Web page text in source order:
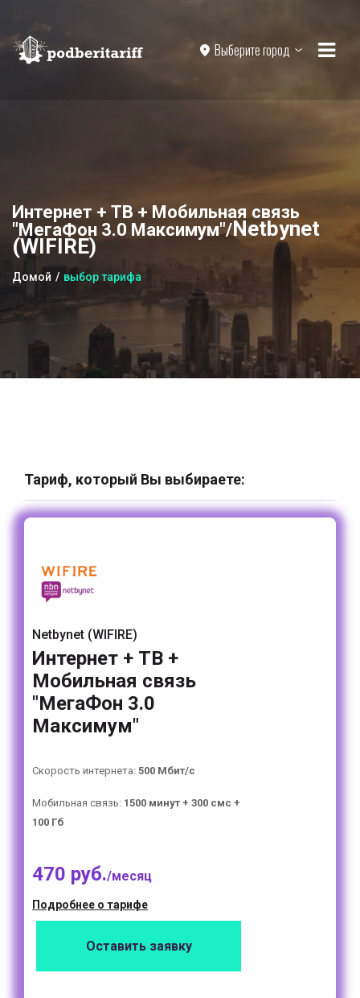
Выберите город
Интернет + ТВ + Мобильная связь
"МегаФон 3.0 Максимум"/Netbynet
(WIFIRE)
Домой выбор тарифа
Тариф, который Вы выбираете:
Netbynet (WIFIRE)
Интернет + ТВ +
Мобильная связь
"МегаФон 3.0
Максимум"
Скорость интернета: 500 Мбит/с
Мобильная связь: 1500 минут + 300 смс +
100 Гб
470 руб./месяц
Подробнее о тарифе
Оставить заявку